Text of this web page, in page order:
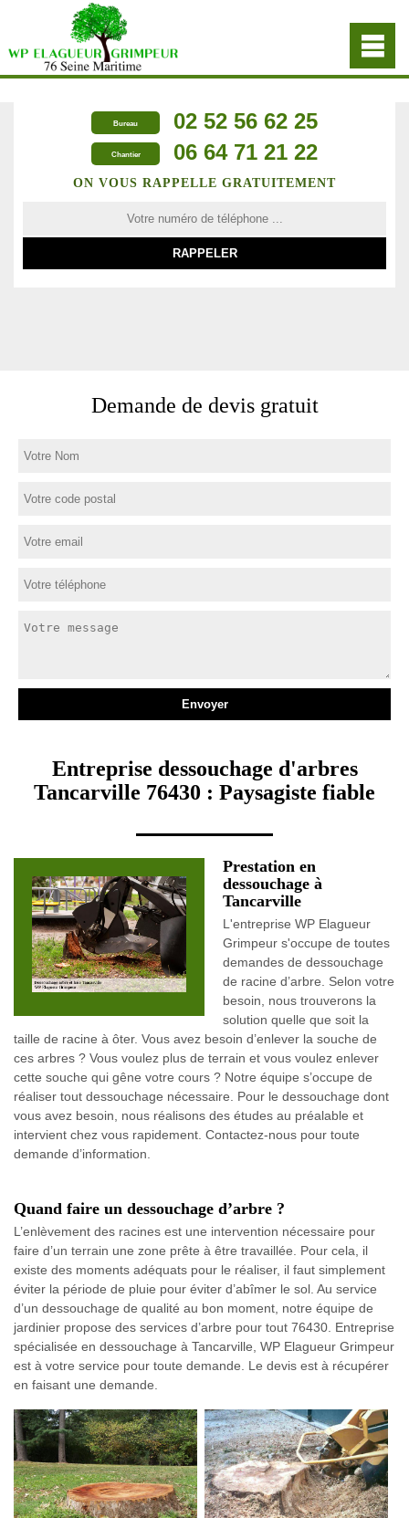
Bureau 02 52 56 62 25
Chantier 06 64 71 21 22
ON VOUS RAPPELLE GRATUITEMENT
Demande de devis gratuit
Entreprise dessouchage d'arbres
Tancarville 76430 : Paysagiste fiable
Prestation en
dessouchage à
Tancarville
L'entreprise WP Elagueur
Grimpeur s'occupe de toutes
demandes de dessouchage
de racine d’arbre. Selon votre
besoin, nous trouverons la
solution quelle que soit la
taille de racine à ôter. Vous avez besoin d’enlever la souche de
ces arbres ? Vous voulez plus de terrain et vous voulez enlever
cette souche qui gêne votre cours ? Notre équipe s’occupe de
réaliser tout dessouchage nécessaire. Pour le dessouchage dont
vous avez besoin, nous réalisons des études au préalable et
intervient chez vous rapidement. Contactez-nous pour toute
demande d’information.
Quand faire un dessouchage d’arbre ?
L’enlèvement des racines est une intervention nécessaire pour
faire d’un terrain une zone prête à être travaillée. Pour cela, il
existe des moments adéquats pour le réaliser, il faut simplement
éviter la période de pluie pour éviter d’abîmer le sol. Au service
d’un dessouchage de qualité au bon moment, notre équipe de
jardinier propose des services d’arbre pour tout 76430. Entreprise
spécialisée en dessouchage à Tancarville, WP Elagueur Grimpeur
est à votre service pour toute demande. Le devis est à récupérer
en faisant une demande.